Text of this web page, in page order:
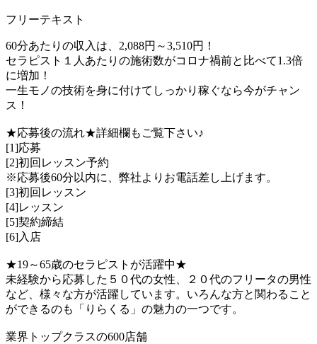
フリーテキスト
60分あたりの収入は、2,088円～3,510円！
セラピスト１人あたりの施術数がコロナ禍前と比べて1.3倍
に増加！
一生モノの技術を身に付けてしっかり稼ぐなら今がチャン
ス！
★応募後の流れ★詳細欄もご覧下さい♪
[1]応募
[2]初回レッスン予約
※応募後60分以内に、弊社よりお電話差し上げます。
[3]初回レッスン
[4]レッスン
[5]契約締結
[6]入店
★19～65歳のセラピストが活躍中★
未経験から応募した５０代の女性、２０代のフリータの男性
など、様々な方が活躍しています。いろんな方と関わること
ができるのも「りらくる」の魅力の一つです。
業界トップクラスの600店舗